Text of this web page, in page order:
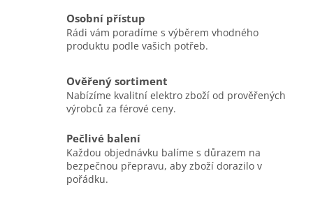
Osobní přístup
Rádi vám poradíme s výběrem vhodného
produktu podle vašich potřeb.
Ověřený sortiment
Nabízíme kvalitní elektro zboží od prověřených
výrobců za férové ceny.
Pečlivé balení
Každou objednávku balíme s důrazem na
bezpečnou přepravu, aby zboží dorazilo v
pořádku.